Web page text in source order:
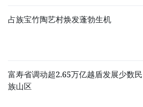
占族宝竹陶艺村焕发蓬勃生机
富寿省调动超2.65万亿越盾发展少数民
族山区